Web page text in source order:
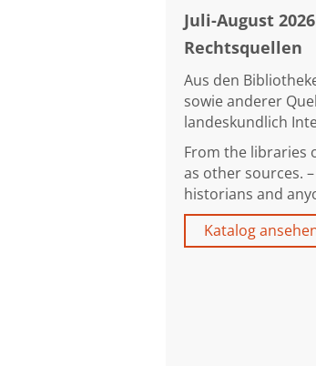
Juli-August
Rechtsquellen
Aus den
sowie anderer
landeskundlich
From the libraries
as other sources.
historians and
Katalog